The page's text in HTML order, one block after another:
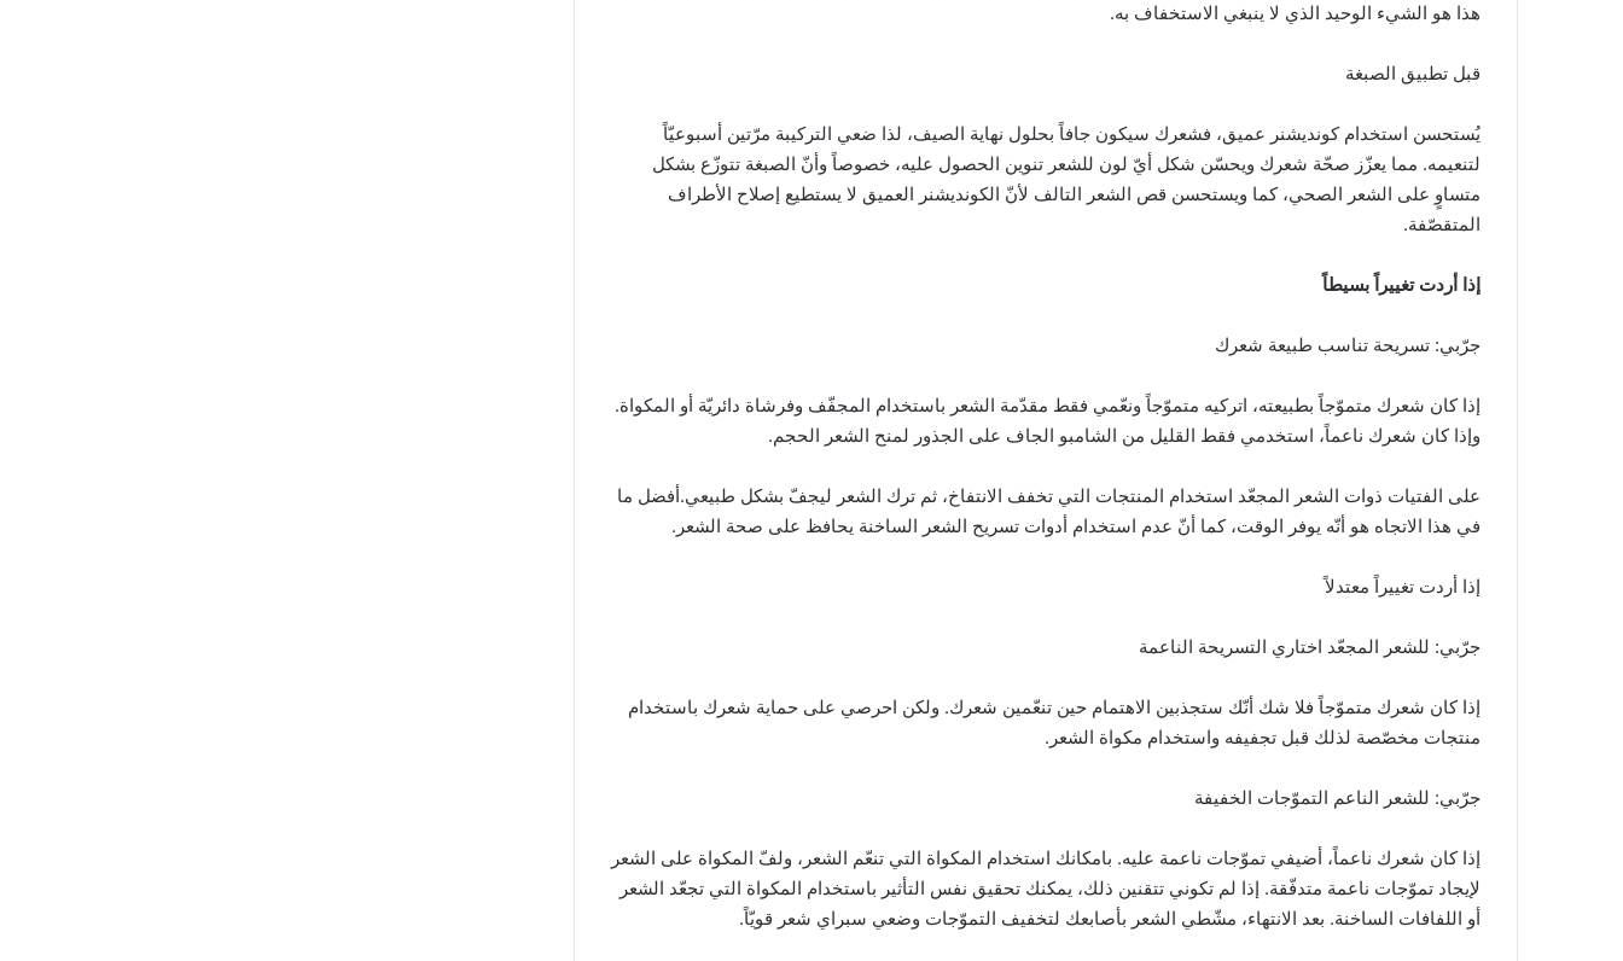
هذا هو الشيء الوحيد الذي لا ينبغي الاستخفاف به.
قبل تطبيق الصبغة
يُستحسن استخدام كونديشنر عميق، فشعرك سيكون جافاً بحلول نهاية الصيف، لذا ضعي التركيبة مرّتين أسبوعيّاً
لتنعيمه. مما يعزّز صحّة شعرك ويحسّن شكل أيّ لون للشعر تنوين الحصول عليه، خصوصاً وأنّ الصبغة تتوزّع بشكل
متساوٍ على الشعر الصحي، كما ويستحسن قص الشعر التالف لأنّ الكونديشنر العميق لا يستطيع إصلاح الأطراف
المتقصّفة.
إذا أردت تغييراً بسيطاً
جرّبي: تسريحة تناسب طبيعة شعرك
إذا كان شعرك متموّجاً بطبيعته، اتركيه متموّجاً ونعّمي فقط مقدّمة الشعر باستخدام المجفّف وفرشاة دائريّة أو المكواة.
وإذا كان شعرك ناعماً، استخدمي فقط القليل من الشامبو الجاف على الجذور لمنح الشعر الحجم.
على الفتيات ذوات الشعر المجعّد استخدام المنتجات التي تخفف الانتفاخ، ثم ترك الشعر ليجفّ بشكل طبيعي.أفضل ما
في هذا الاتجاه هو أنّه يوفر الوقت، كما أنّ عدم استخدام أدوات تسريح الشعر الساخنة يحافظ على صحة الشعر.
إذا أردت تغييراً معتدلاً
جرّبي: للشعر المجعّد اختاري التسريحة الناعمة
إذا كان شعرك متموّجاً فلا شك أنّك ستجذبين الاهتمام حين تنعّمين شعرك. ولكن احرصي على حماية شعرك باستخدام
منتجات مخصّصة لذلك قبل تجفيفه واستخدام مكواة الشعر.
جرّبي: للشعر الناعم التموّجات الخفيفة
إذا كان شعرك ناعماً، أضيفي تموّجات ناعمة عليه. بامكانك استخدام المكواة التي تنعّم الشعر، ولفّ المكواة على الشعر
لإيجاد تموّجات ناعمة متدفّقة. إذا لم تكوني تتقنين ذلك، يمكنك تحقيق نفس التأثير باستخدام المكواة التي تجعّد الشعر
أو اللفافات الساخنة. بعد الانتهاء، مشّطي الشعر بأصابعك لتخفيف التموّجات وضعي سبراي شعر قويّاً.